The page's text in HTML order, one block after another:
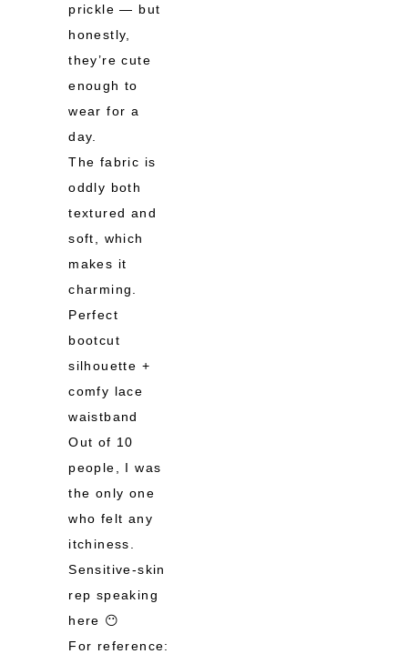
prickle — but
honestly,
they’re cute
enough to
wear for a
day.
The fabric is
oddly both
textured and
soft, which
makes it
charming.
Perfect
bootcut
silhouette +
comfy lace
waistband
Out of 10
people, I was
the only one
who felt any
itchiness.
Sensitive-skin
rep speaking
here 😶
For reference: